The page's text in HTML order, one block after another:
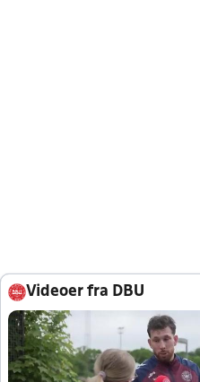
Videoer fra DBU